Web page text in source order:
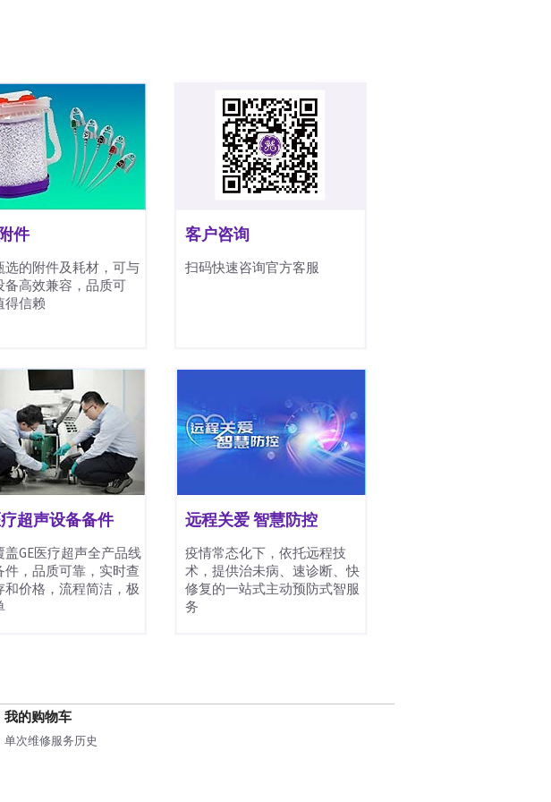
件
选的附件及耗材，可与
备高效兼容，品质可
得信赖
疗超声设备备件
盖GE医疗超声全产品线
件，品质可靠，实时查
和价格，流程简洁，极
客户咨询
扫码快速咨询官方客服
远程关爱 智慧防控
疫情常态化下，依托远程技
术，提供治未病、速诊断、快
修复的一站式主动预防式智服
务
我的购物车
单次维修服务历史